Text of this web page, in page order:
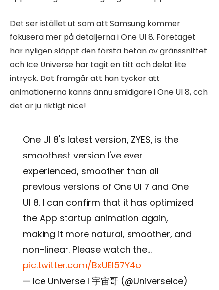
Det ser istället ut som att Samsung kommer
fokusera mer på detaljerna i One UI 8. Företaget
har nyligen släppt den första betan av gränssnittet
och Ice Universe har tagit en titt och delat lite
intryck. Det framgår att han tycker att
animationerna känns ännu smidigare i One UI 8, och
det är ju riktigt nice!
One UI 8's latest version, ZYES, is the
smoothest version I've ever
experienced, smoother than all
previous versions of One UI 7 and One
UI 8. I can confirm that it has optimized
the App startup animation again,
making it more natural, smoother, and
non-linear. Please watch the…
pic.twitter.com/BxUEI57Y4o
— Ice Universe I 宇宙哥 (@UniverseIce)